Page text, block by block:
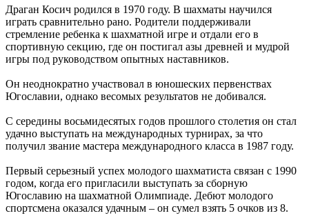
Драган Косич родился в 1970 году. В шахматы научился
играть сравнительно рано. Родители поддерживали
стремление ребенка к шахматной игре и отдали его в
спортивную секцию, где он постигал азы древней и мудрой
игры под руководством опытных наставников.
Он неоднократно участвовал в юношеских первенствах
Югославии, однако весомых результатов не добивался.
С середины восьмидесятых годов прошлого столетия он стал
удачно выступать на международных турнирах, за что
получил звание мастера международного класса в 1987 году.
Первый серьезный успех молодого шахматиста связан с 1990
годом, когда его пригласили выступать за сборную
Югославию на шахматной Олимпиаде. Дебют молодого
спортсмена оказался удачным – он сумел взять 5 очков из 8.